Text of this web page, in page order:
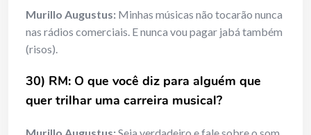
Murillo Augustus: Minhas músicas não tocarão nunca
nas rádios comerciais. E nunca vou pagar jabá também
(risos).
30) RM: O que você diz para alguém que
quer trilhar uma carreira musical?